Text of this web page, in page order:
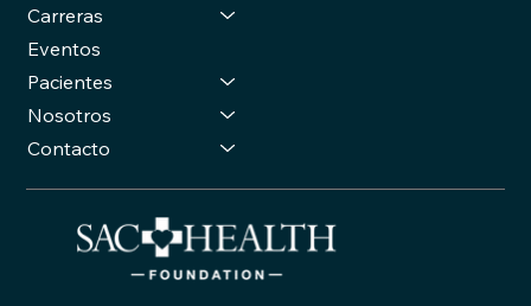
Carreras
Eventos
Pacientes
Nosotros
Contacto